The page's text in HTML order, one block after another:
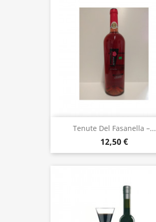
Tenute Del Fasanella –...
12,50 €